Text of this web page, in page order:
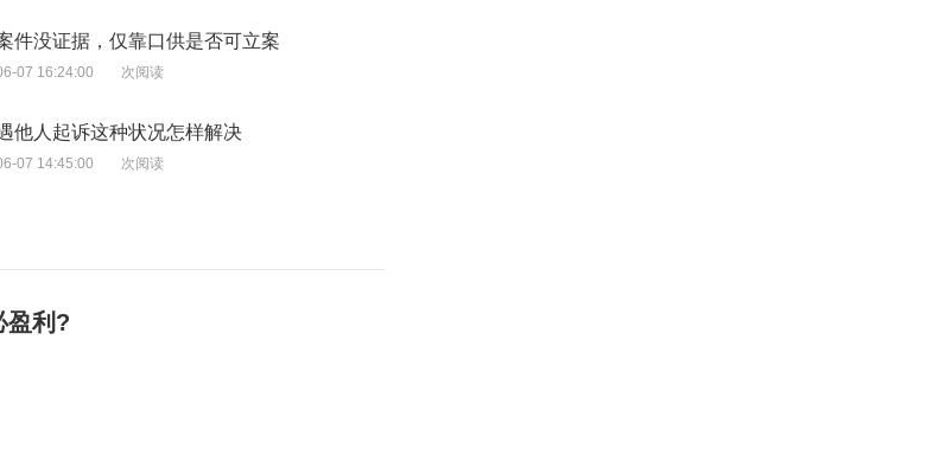
件没证据，仅靠口供是否可立案
07 16:24:00 次阅读
他人起诉这种状况怎样解决
07 14:45:00 次阅读
盈利?